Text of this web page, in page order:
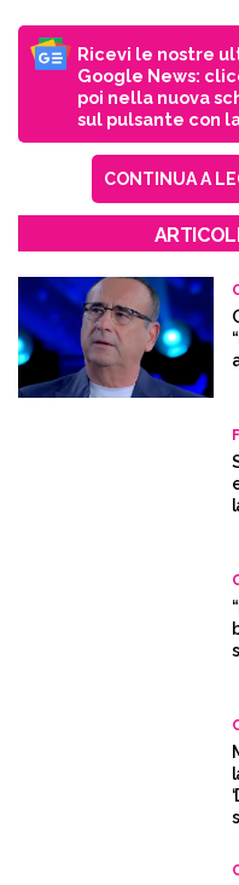
Ricevi le nostre
Google News:
poi nella nuova
sul pulsante con
CONTINUA A